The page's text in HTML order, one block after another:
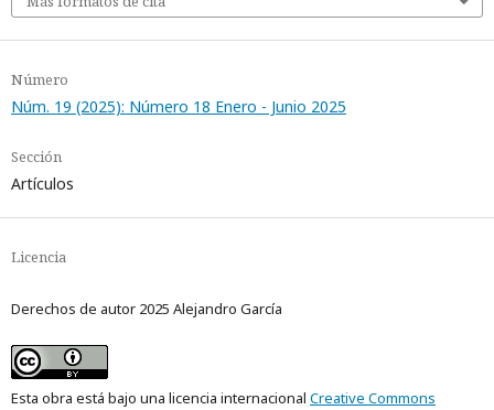
Número
Núm. 19 (2025): Número 18 Enero - Junio 2025
Sección
Artículos
Licencia
Derechos de autor 2025 Alejandro García
Esta obra está bajo una licencia internacional Creative Commons